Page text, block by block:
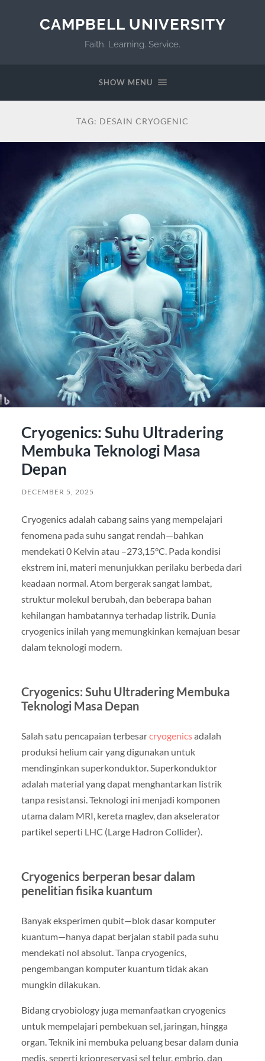
CAMPBELL UNIVERSITY
Faith. Learning. Service.
SHOW MENU
TAG: DESAIN CRYOGENIC
Cryogenics: Suhu Ultradering
Membuka Teknologi Masa
Depan
DECEMBER 5, 2025
Cryogenics adalah cabang sains yang mempelajari
fenomena pada suhu sangat rendah—bahkan
mendekati 0 Kelvin atau –273,15°C. Pada kondisi
ekstrem ini, materi menunjukkan perilaku berbeda dari
keadaan normal. Atom bergerak sangat lambat,
struktur molekul berubah, dan beberapa bahan
kehilangan hambatannya terhadap listrik. Dunia
cryogenics inilah yang memungkinkan kemajuan besar
dalam teknologi modern.
Cryogenics: Suhu Ultradering Membuka
Teknologi Masa Depan
Salah satu pencapaian terbesarcryogenicsadalah
produksi helium cair yang digunakan untuk
mendinginkan superkonduktor. Superkonduktor
adalah material yang dapat menghantarkan listrik
tanpa resistansi. Teknologi ini menjadi komponen
utama dalam MRI, kereta maglev, dan akselerator
partikel seperti LHC (Large Hadron Collider).
Cryogenics berperan besar dalam
penelitian fisika kuantum
Banyak eksperimen qubit—blok dasar komputer
kuantum—hanya dapat berjalan stabil pada suhu
mendekati nol absolut. Tanpa cryogenics,
pengembangan komputer kuantum tidak akan
mungkin dilakukan.
Bidang cryobiology juga memanfaatkan cryogenics
untuk mempelajari pembekuan sel, jaringan, hingga
organ. Teknik ini membuka peluang besar dalam dunia
medis, seperti kriopreservasi sel telur, embrio, dan